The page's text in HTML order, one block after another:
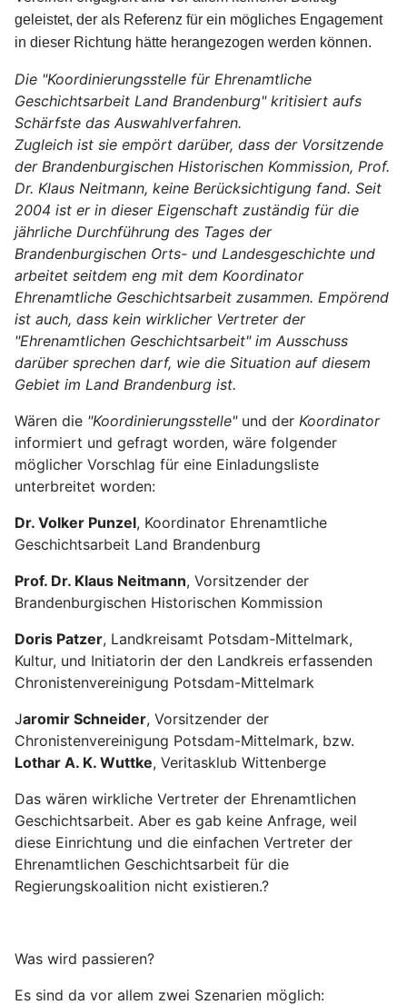
geleistet, der als Referenz für ein mögliches Engagement
in dieser Richtung hätte herangezogen werden können.
Die "Koordinierungsstelle für Ehrenamtliche
Geschichtsarbeit Land Brandenburg" kritisiert aufs
Schärfste das Auswahlverfahren.
Zugleich ist sie empört darüber, dass der Vorsitzende
der Brandenburgischen Historischen Kommission, Prof.
Dr. Klaus Neitmann, keine Berücksichtigung fand. Seit
2004 ist er in dieser Eigenschaft zuständig für die
jährliche Durchführung des Tages der
Brandenburgischen Orts- und Landesgeschichte und
arbeitet seitdem eng mit dem Koordinator
Ehrenamtliche Geschichtsarbeit zusammen. Empörend
ist auch, dass kein wirklicher Vertreter der
"Ehrenamtlichen Geschichtsarbeit" im Ausschuss
darüber sprechen darf, wie die Situation auf diesem
Gebiet im Land Brandenburg ist.
Wären die "Koordinierungsstelle" und der Koordinator
informiert und gefragt worden, wäre folgender
möglicher Vorschlag für eine Einladungsliste
unterbreitet worden:
Dr. Volker Punzel, Koordinator Ehrenamtliche
Geschichtsarbeit Land Brandenburg
Prof. Dr. Klaus Neitmann, Vorsitzender der
Brandenburgischen Historischen Kommission
Doris Patzer, Landkreisamt Potsdam-Mittelmark,
Kultur, und Initiatorin der den Landkreis erfassenden
Chronistenvereinigung Potsdam-Mittelmark
Jaromir Schneider, Vorsitzender der
Chronistenvereinigung Potsdam-Mittelmark, bzw.
Lothar A. K. Wuttke, Veritasklub Wittenberge
Das wären wirkliche Vertreter der Ehrenamtlichen
Geschichtsarbeit. Aber es gab keine Anfrage, weil
diese Einrichtung und die einfachen Vertreter der
Ehrenamtlichen Geschichtsarbeit für die
Regierungskoalition nicht existieren.?
Was wird passieren?
Es sind da vor allem zwei Szenarien möglich: